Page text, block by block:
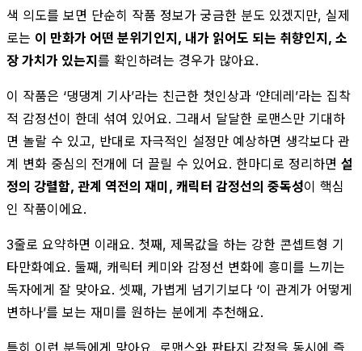
색 의도를 보면 단순히 작품 정보가 궁금한 분도 있겠지만, 실제
로는 이 만화가 어떤 분위기인지, 내가 읽어도 되는 취향인지, 소
장 가치가 있는지를 확인하려는 경우가 많아요.
이 작품은 ‘댕댕계 기사’라는 친근한 첫인상과 ‘얀데레’라는 집착
적 감정선이 한데 섞여 있어요. 그래서 달달한 로맨스만 기대하
면 놀랄 수 있고, 반대로 자극적인 설정만 예상하면 생각보다 관
계 변화 중심의 전개에 더 끌릴 수 있어요. 한마디로 정리하면 설
정의 강렬함, 관계 역전의 재미, 캐릭터 감정선의 중독성이 핵심
인 작품이에요.
3줄로 요약하면 이래요. 첫째, 제목값을 하는 강한 콘셉트형 기
타만화예요. 둘째, 캐릭터 케미와 감정선 변화에 흥미를 느끼는
독자에게 잘 맞아요. 셋째, 가볍게 넘기기보다 ‘이 관계가 어떻게
변하나’를 보는 재미를 원하는 분에게 추천해요.
특히 이런 분들에게 맞아요. 로맨스와 판타지 감정을 동시에 즐